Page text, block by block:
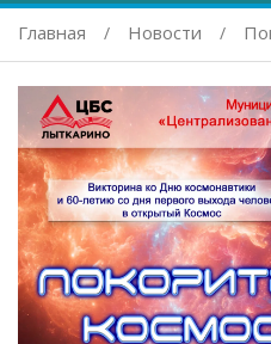
Главная Новости